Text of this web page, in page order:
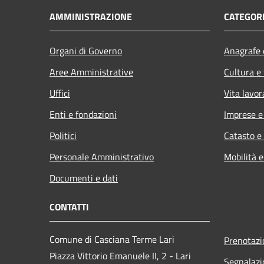
AMMINISTRAZIONE
Organi di Governo
Aree Amministrative
Uffici
Enti e fondazioni
Politici
Personale Amministrativo
Documenti e dati
Cultura
Vita
Imprese
Catasto
Mobilità
CONTATTI
Comune di Casciana Terme Lari
Piazza Vittorio Emanuele II, 2 - Lari